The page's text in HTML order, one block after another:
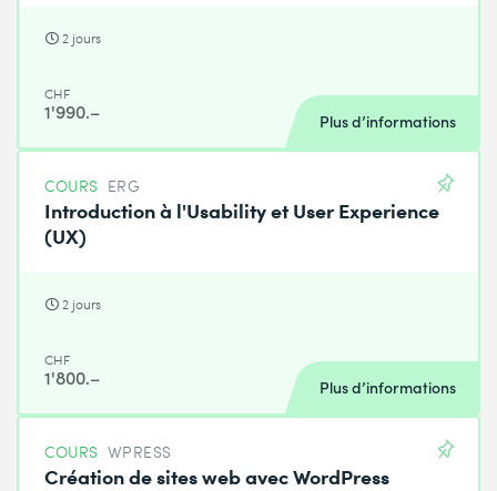
2 jours
CHF
1'990.– Plus d’informations
COURS ERG
Introduction à l'Usability et User Experience
(UX)
2 jours
CHF
1'800.– Plus d’informations
COURS WPRESS
Création de sites web avec WordPress